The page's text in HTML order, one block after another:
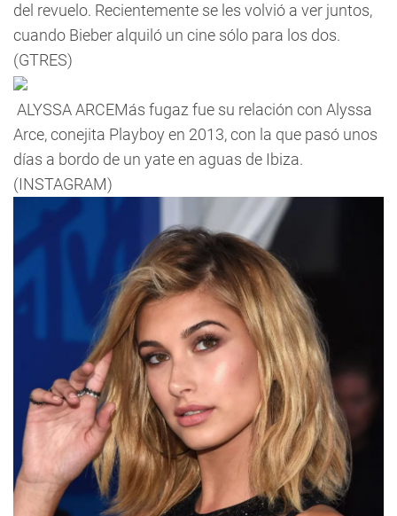
del revuelo. Recientemente se les volvió a ver juntos,
cuando Bieber alquiló un cine sólo para los dos.
(GTRES)
ALYSSA ARCEMás fugaz fue su relación con Alyssa
Arce, conejita Playboy en 2013, con la que pasó unos
días a bordo de un yate en aguas de Ibiza.
(INSTAGRAM)